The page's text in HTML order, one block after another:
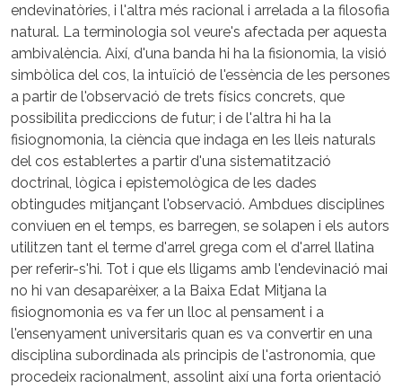
endevinatòries, i l'altra més racional i arrelada a la filosofia
natural. La terminologia sol veure's afectada per aquesta
ambivalència. Així, d'una banda hi ha la fisionomia, la visió
simbòlica del cos, la intuïció de l'essència de les persones
a partir de l'observació de trets físics concrets, que
possibilita prediccions de futur; i de l'altra hi ha la
fisiognomonia, la ciència que indaga en les lleis naturals
del cos establertes a partir d'una sistematització
doctrinal, lògica i epistemològica de les dades
obtingudes mitjançant l'observació. Ambdues disciplines
conviuen en el temps, es barregen, se solapen i els autors
utilitzen tant el terme d'arrel grega com el d'arrel llatina
per referir-s'hi. Tot i que els lligams amb l'endevinació mai
no hi van desaparèixer, a la Baixa Edat Mitjana la
fisiognomonia es va fer un lloc al pensament i a
l'ensenyament universitaris quan es va convertir en una
disciplina subordinada als principis de l'astronomia, que
procedeix racionalment, assolint així una forta orientació